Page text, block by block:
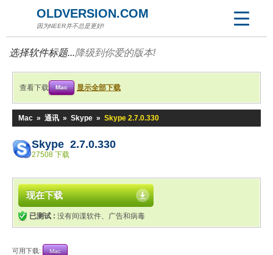
OLDVERSION.COM
因为NEER并不总是更好!
选择软件标题...降级到你爱的版本!
查看下载 Mac 显示全部下载
Mac » 通讯 » Skype » Skype 2.7.0.330
Skype 2.7.0.330
27508 下载
现在下载
已测试 : 没有间谍软件、广告和病毒
可用下载: Mac